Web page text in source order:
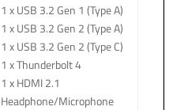
1 x USB 3.2 Gen 1 (Type A)
1 x USB 3.2 Gen 2 (Type A)
1 x USB 3.2 Gen 2 (Type C)
1 x Thunderbolt 4
1 x HDMI 2.1
Headphone/Microphone